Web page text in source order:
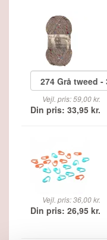
Vejl. pris: 59,00 kr.
Din pris: 33,95 kr.
Vejl. pris: 36,00 kr.
Din pris: 26,95 kr.